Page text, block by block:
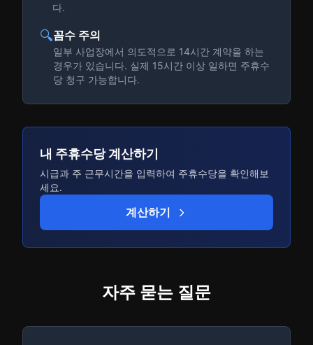
다.
🔍꼼수 주의
일부 사업장에서 의도적으로 14시간 계약을 하는
경우가 있습니다. 실제 15시간 이상 일하면 주휴수
당 청구 가능합니다.
내 주휴수당 계산하기
시급과 주 근무시간을 입력하여 주휴수당을 확인해보
세요.
계산하기
자주 묻는 질문